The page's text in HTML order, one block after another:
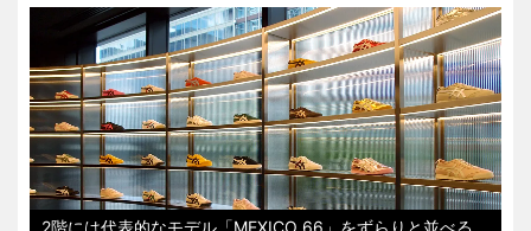
2階には代表的なモデル「MEXICO 66」をずらりと並べる